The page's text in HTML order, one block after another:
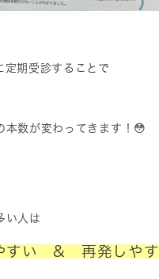
定期受診することで
本数が変わってきます！😳
い人は
すい & 再発しやす